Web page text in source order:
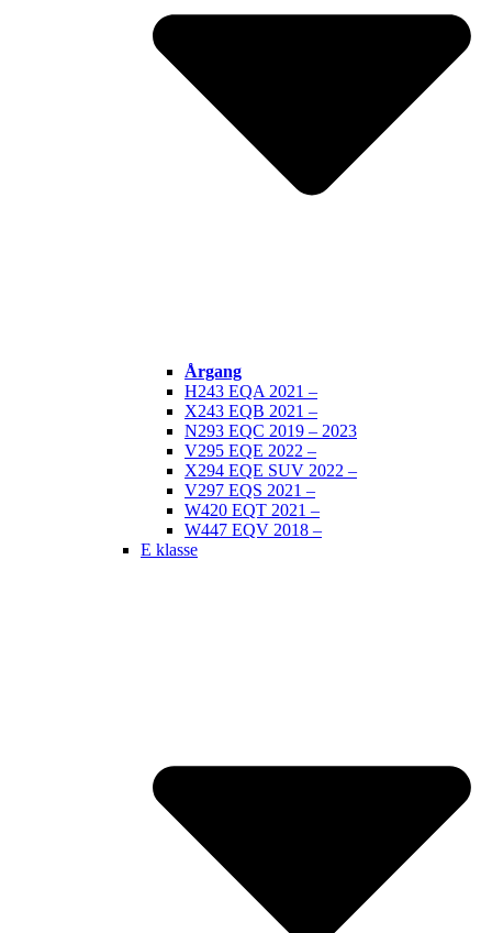
Årgang
H243 EQA 2021 –
X243 EQB 2021 –
N293 EQC 2019 – 2023
V295 EQE 2022 –
X294 EQE SUV 2022 –
V297 EQS 2021 –
W420 EQT 2021 –
W447 EQV 2018 –
E klasse